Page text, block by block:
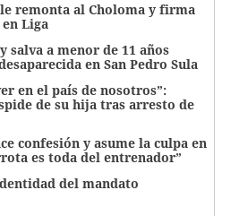
remonta al Choloma y firma
Liga
salva a menor de 11 años
en San Pedro Sula
en el país de nosotros”:
de su hija tras arresto de
confesión y asume la culpa en
es toda del entrenador”
del mandato